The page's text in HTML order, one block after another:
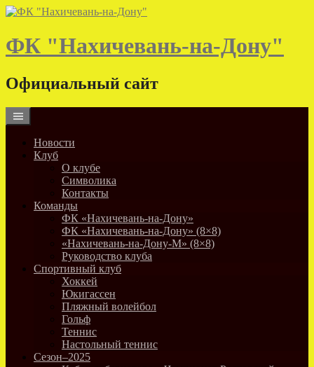
Skip
content
ФК "Нахичевань-на-Дону"
Официальный сайт
Новости
Клуб
О клубе
Символика
Контакты
Команды
ФК «Нахичевань-на-Дону»
ФК «Нахичевань-на-Дону» (8×8)
«Нахичевань-на-Дону-М» (8×8)
Руководство клуба
Спортивный клуб
Хоккей
Юкигассен
Пляжный волейбол
Гольф
Теннис
Настольный теннис
Сезон–2025